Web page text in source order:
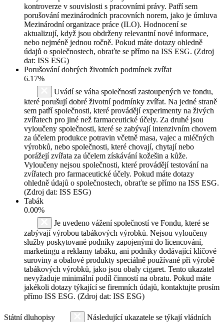
kontroverze v souvislosti s pracovními právy. Patří sem
porušování mezinárodních pracovních norem, jako je úmluva
Mezinárodní organizace práce (ILO). Hodnocení se
aktualizují, když jsou obdrženy relevantní nové informace,
nebo nejméně jednou ročně. Pokud máte dotazy ohledně
údajů o společnostech, obraťte se přímo na ISS ESG. (Zdroj
dat: ISS ESG)
Porušování dobrých životních podmínek zvířat
6.17%
Uvádí se váha společností zastoupených ve fondu,
které porušují dobré životní podmínky zvířat. Na jedné straně
sem patří společnosti, které provádějí experimenty na živých
zvířatech pro jiné než farmaceutické účely. Za druhé jsou
vyloučeny společnosti, které se zabývají intenzivním chovem
za účelem produkce potravin včetně masa, vajec a mléčných
výrobků, nebo společnosti, které chovají, chytají nebo
porážejí zvířata za účelem získávání kožešin a kůže.
Vyloučeny nejsou společnosti, které provádějí testování na
zvířatech pro farmaceutické účely. Pokud máte dotazy
ohledně údajů o společnostech, obraťte se přímo na ISS ESG.
(Zdroj dat: ISS ESG)
Tabák
0.00%
Je uvedeno vážení společností ve Fondu, které se
zabývají výrobou tabákových výrobků. Nejsou vyloučeny
služby poskytované podniky zapojenými do licencování,
marketingu a reklamy tabáku, ani podniky dodávající klíčové
suroviny a obalové produkty speciálně používané při výrobě
tabákových výrobků, jako jsou obaly cigaret. Tento ukazatel
nevyžaduje minimální podíl činností na obratu. Pokud máte
jakékoli dotazy týkající se firemních údajů, kontaktujte prosím
přímo ISS ESG. (Zdroj dat: ISS ESG)
Státní dluhopisy
Následující ukazatele se týkají vládních